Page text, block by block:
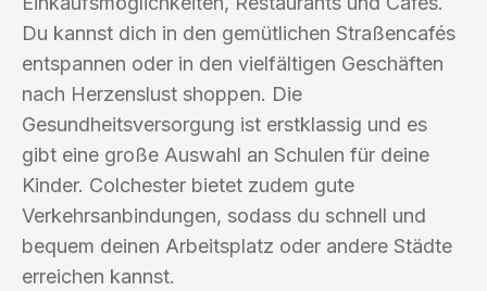
Du kannst dich in den gemütlichen Straßencafés
entspannen oder in den vielfältigen Geschäften
nach Herzenslust shoppen. Die
Gesundheitsversorgung ist erstklassig und es
gibt eine große Auswahl an Schulen für deine
Kinder. Colchester bietet zudem gute
Verkehrsanbindungen, sodass du schnell und
bequem deinen Arbeitsplatz oder andere Städte
erreichen kannst.